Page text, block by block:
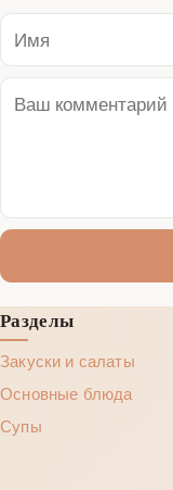
Разделы
Закуски и салаты
Основные блюда
Супы